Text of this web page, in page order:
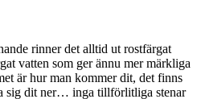
rinner det alltid ut rostfärgat
vatten som ger ännu mer märkliga
är hur man kommer dit, det finns
sig dit ner… inga tillförlitliga stenar